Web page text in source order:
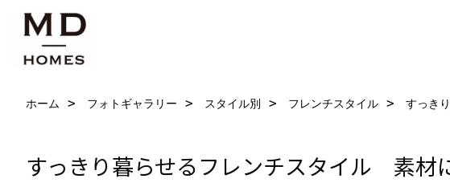
ホーム フォトギャラリー スタイル別 フレンチスタイル すっき
すっきり暮らせるフレンチスタイル 素材